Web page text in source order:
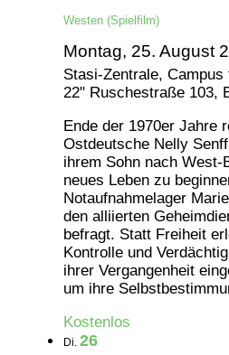
Westen (Spielfilm)
Montag, 25. August
Stasi-Zentrale,
22" Ruschestraße 103,
Ende der 1970er Jahre
Ostdeutsche Nelly
ihrem Sohn nach West-
neues Leben zu
Notaufnahmelager
den alliierten
befragt. Statt Freiheit
Kontrolle und
ihrer Vergangenheit
um ihre
Kostenlos
Di. 26